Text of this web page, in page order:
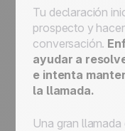
Tu declaración
prospecto y
conversación.
ayudar a
e intenta
la llamada.
Una gran